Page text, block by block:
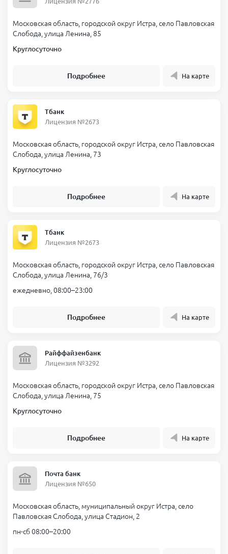
Московская область, городской округ Истра, село Павловская
Слобода, улица Ленина, 85
Круглосуточно
Подробнее На карте
Тбанк
Лицензия №2673
Московская область, городской округ Истра, село Павловская
Слобода, улица Ленина, 73
Круглосуточно
Подробнее На карте
Тбанк
Лицензия №2673
Московская область, городской округ Истра, село Павловская
Слобода, улица Ленина, 76/3
ежедневно, 08:00–23:00
Подробнее На карте
Райффайзенбанк
Лицензия №3292
Московская область, городской округ Истра, село Павловская
Слобода, улица Ленина, 75
Круглосуточно
Подробнее На карте
Почта банк
Лицензия №650
Московская область, муниципальный округ Истра, село
Павловская Слобода, улица Стадион, 2
пн-сб 08:00–20:00